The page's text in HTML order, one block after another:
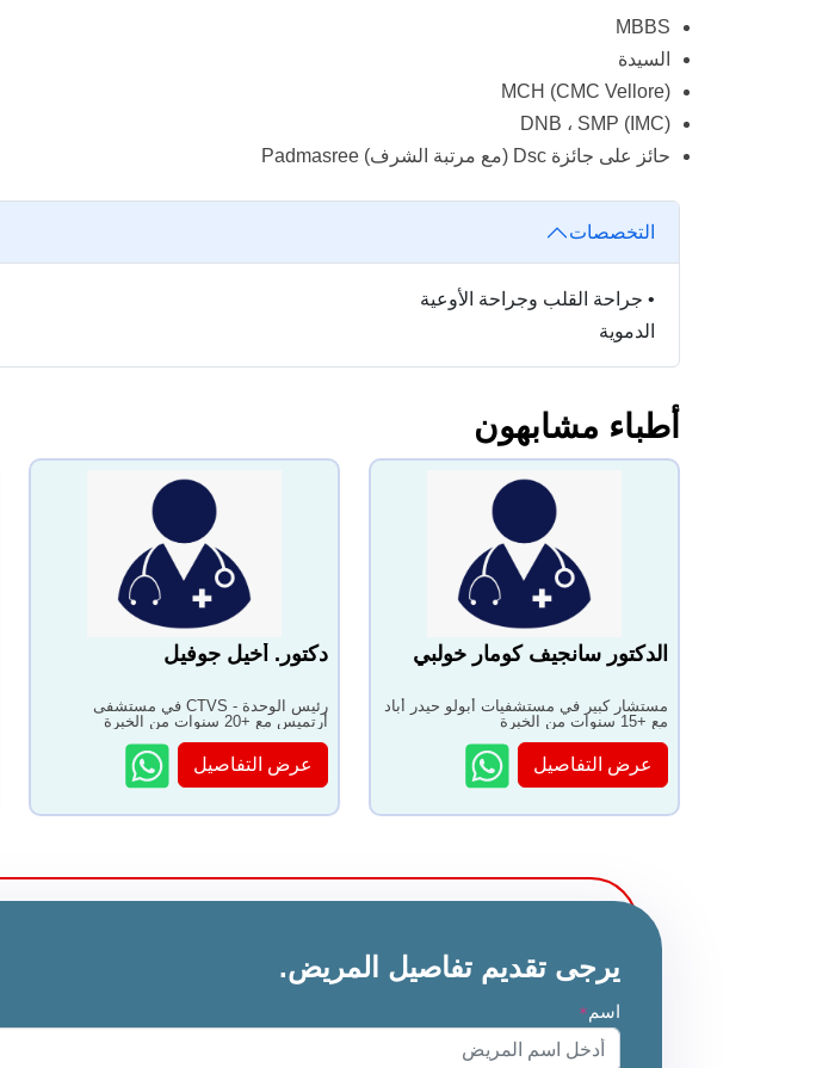
MBBS
السيدة
MCH (CMC Vellore)
DNB ، SMP (IMC)
حائز على جائزة Dsc (مع مرتبة الشرف) Padmasree
التخصصات
• جراحة القلب وجراحة الأوعية
الدموية
أطباء مشابهون
الدكتور سانجيف كومار خولبي
مستشار كبير في مستشفيات أبولو حيدر أباد
مع +15 سنوات من الخبرة
عرض التفاصيل
دكتور. أخيل جوفيل
رئيس الوحدة - CTVS في مستشفى
أرتميس مع +20 سنوات من الخبرة
عرض التفاصيل
يرجى تقديم تفاصيل المريض.
اسم *